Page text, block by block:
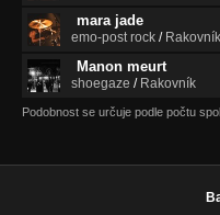
mara jade
emo-post rock / Rakovník
Manon meurt
shoegaze / Rakovník
Podobnost se určuje podle počtu